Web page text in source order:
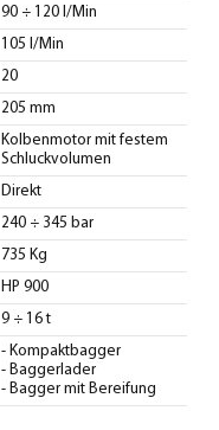
90 ÷ 120 l/Min
105 l/Min
20
205 mm
Kolbenmotor mit festem
Schluckvolumen
Direkt
240 ÷ 345 bar
735 Kg
HP 900
9 ÷ 16 t
- Kompaktbagger
- Baggerlader
- Bagger mit Bereifung